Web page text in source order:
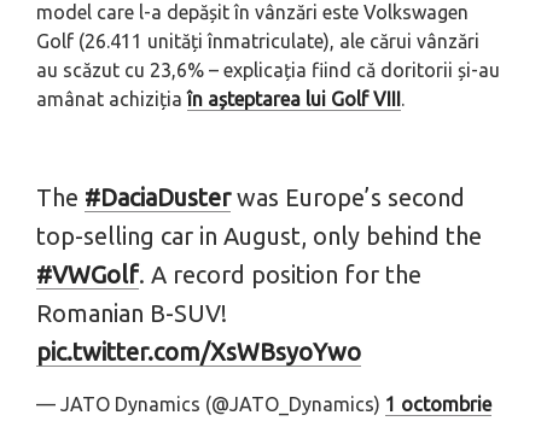
model care l-a depășit în vânzări este Volkswagen
Golf (26.411 unități înmatriculate), ale cărui vânzări
au scăzut cu 23,6% – explicația fiind că doritorii și-au
amânat achizițiaîn așteptarea lui Golf VIII .
The #DaciaDusterwas Europe’s second
top-selling car in August, only behind the
#VWGolf. A record position for the
Romanian B-SUV!
pic.twitter.com/XsWBsyoYwo
— JATO Dynamics (@JATO_Dynamics) 1 octombrie